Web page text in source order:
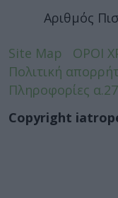
Αριθμός
Site Map ΟΡΟΙ
Πολιτική
Πληροφορίες
Copyright